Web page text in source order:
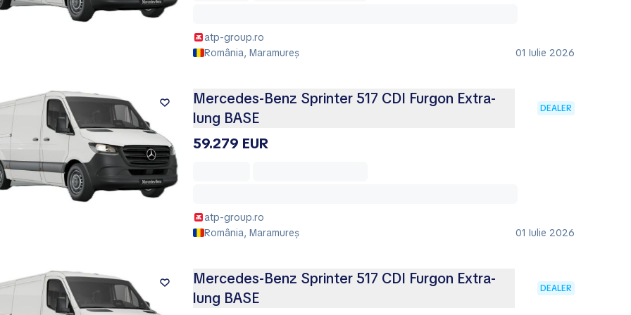
atp-group.ro
România, Maramureș
01 Iulie 2026
Mercedes-Benz Sprinter 517 CDI Furgon Extra-
lung BASE
DEALER
59.279 EUR
atp-group.ro
România, Maramureș
01 Iulie 2026
Mercedes-Benz Sprinter 517 CDI Furgon Extra-
lung BASE
DEALER